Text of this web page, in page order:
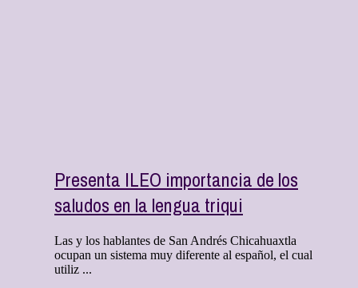
Presenta ILEO importancia de los
saludos en la lengua triqui
Las y los hablantes de San Andrés Chicahuaxtla
ocupan un sistema muy diferente al español, el cual
utiliz ...